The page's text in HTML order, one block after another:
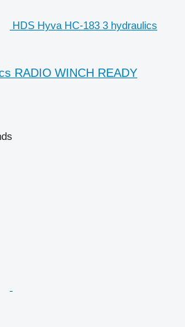
HDS Hyva HC-183 3 hydraulics
RADIO WINCH READY